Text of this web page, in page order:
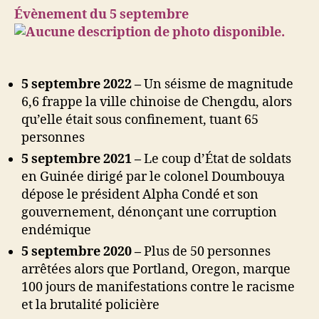
Évènement du 5 septembre
5 septembre 2022 –Un séisme de magnitude
6,6 frappe la ville chinoise de Chengdu, alors
qu’elle était sous confinement, tuant 65
personnes
5 septembre 2021 –Le coup d’État de soldats
en Guinée dirigé par le colonel Doumbouya
dépose le président Alpha Condé et son
gouvernement, dénonçant une corruption
endémique
5 septembre 2020 –Plus de 50 personnes
arrêtées alors que Portland, Oregon, marque
100 jours de manifestations contre le racisme
et la brutalité policière